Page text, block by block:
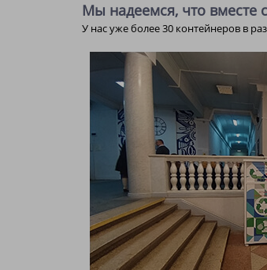
Мы надеемся, что вместе
У нас уже более 30 контейнеров в